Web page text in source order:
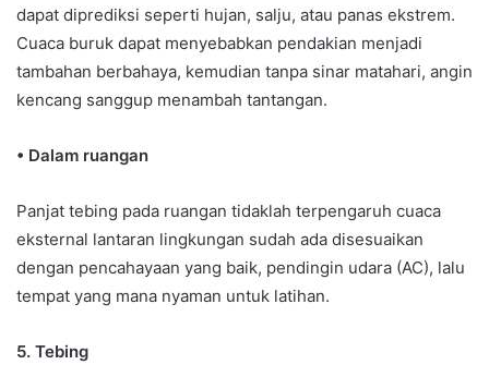
dapat diprediksi seperti hujan, salju, atau panas ekstrem.
Cuaca buruk dapat menyebabkan pendakian menjadi
tambahan berbahaya, kemudian tanpa sinar matahari, angin
kencang sanggup menambah tantangan.
• Dalam ruangan
Panjat tebing pada ruangan tidaklah terpengaruh cuaca
eksternal lantaran lingkungan sudah ada disesuaikan
dengan pencahayaan yang baik, pendingin udara (AC), lalu
tempat yang mana nyaman untuk latihan.
5. Tebing